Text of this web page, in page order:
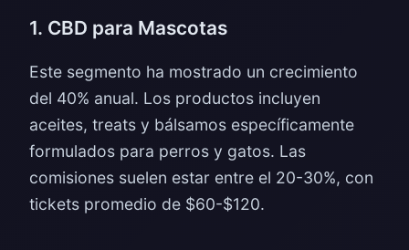
1. CBD para Mascotas
Este segmento ha mostrado un crecimiento
del 40% anual. Los productos incluyen
aceites, treats y bálsamos específicamente
formulados para perros y gatos. Las
comisiones suelen estar entre el 20-30%, con
tickets promedio de $60-$120.